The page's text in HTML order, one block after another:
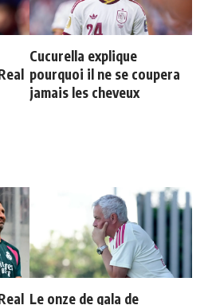
Cucurella explique
pourquoi il ne se coupera
jamais les cheveux
Le onze de gala de